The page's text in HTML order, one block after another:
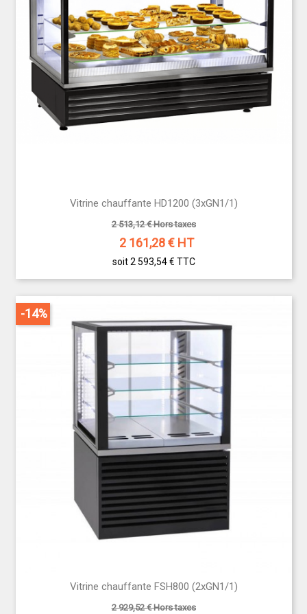
Vitrine chauffante HD1200 (3xGN1/1)
2 513,12 € Hors taxes
2 161,28€ HT
soit 2 593,54 € TTC
Vitrine chauffante FSH800 (2xGN1/1)
2 929,52 € Hors taxes
-14%